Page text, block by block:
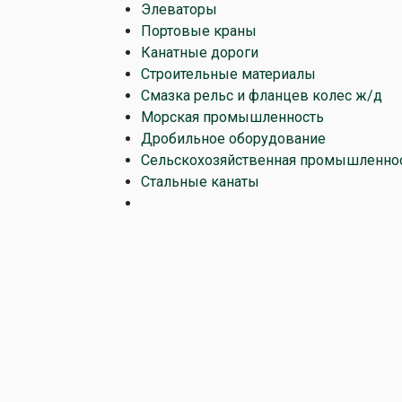
Элеваторы
Портовые краны
Канатные дороги
Строительные материалы
Смазка рельс и фланцев колес ж/д
Морская промышленность
Дробильное оборудование
Сельскохозяйственная
Стальные канаты